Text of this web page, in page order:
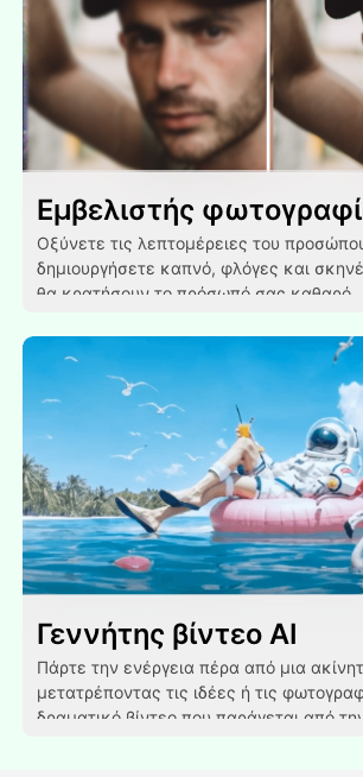
Εμβελιστής
Οξύνετε τις λεπτομέρειες του
δημιουργήσετε καπνό, φλόγες και
θα κρατήσουν το πρόσωπό σας καθαρό.
Γεννήτης βίντεο AI
Πάρτε την ενέργεια πέρα από μια
μετατρέποντας τις ιδέες ή τις
δραματικό βίντεο που παράγεται από